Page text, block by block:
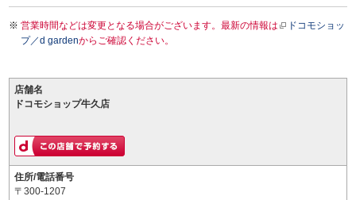
営業時間などは変更となる場合がございます。最新の情報は
ドコモショッ
プ／d gardenからご確認ください。
店舗名
ドコモショップ牛久店
住所/電話番号
〒300-1207